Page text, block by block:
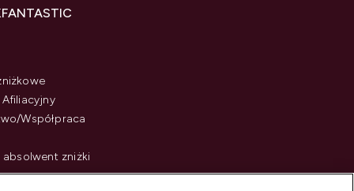
Współpraca
zniżki